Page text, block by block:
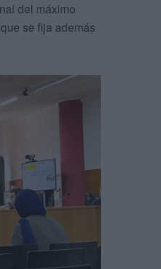
del máximo
se fija además